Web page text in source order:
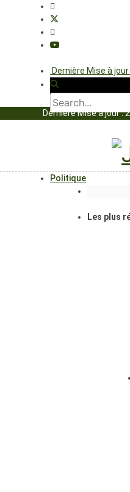
Dernière Mise à
Dernière Mise à jour :
Politique
Les plus